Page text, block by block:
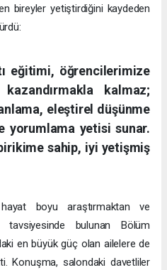
bireyler yetiştirdiğini kaydeden
eğitimi, öğrencilerimize
kalmaz;
eleştirel düşünme
yorumlama yetisi sunar.
sahip, iyi yetişmiş
boyu araştırmaktan ve
tavsiyesinde bulunan Bölüm
en büyük güç olan ailelere de
Konuşma, salondaki davetliler